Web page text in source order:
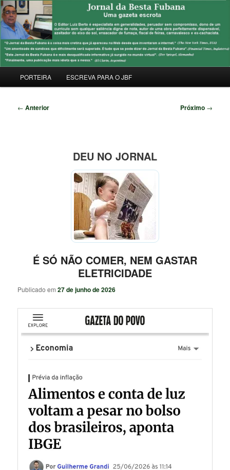
Pular
para
o
conteúdo
principalJORNAL DA BESTA FUBANA
Uma Gazeta Escrota
principal
PORTEIRA ESCREVA PARA O JBF
Navegação
← Anterior Próximo →
DEU NO JORNAL
É SÓ NÃO COMER, NEM GASTAR
ELETRICIDADE
Publicado em27 de junho de 2026